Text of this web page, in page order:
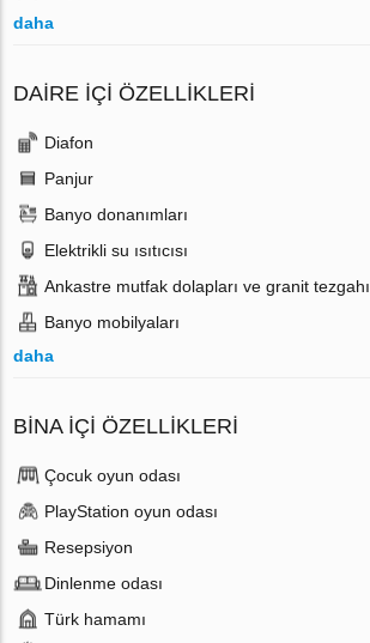
daha
DAIRE IÇI ÖZELLIKLERI
Diafon
Panjur
Banyo donanımları
Elektrikli su ısıtıcısı
Ankastre mutfak dolapları ve granit tezgahı
Banyo mobilyaları
daha
BINA İÇI ÖZELLIKLERI
Çocuk oyun odası
PlayStation oyun odası
Resepsiyon
Dinlenme odası
Türk hamamı